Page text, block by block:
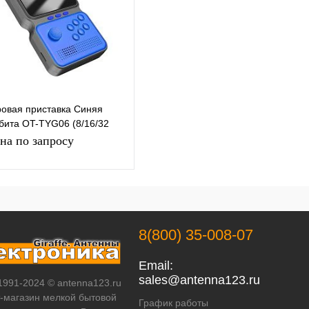
сравнению
В избранное Под заказ
приставка Синяя
OT-TYG06 (8/16/32
по запросу
сравнению
В избранное Под заказ
2024 © antenna123.ru
магазин мелкой бытовой
8(800) 35-008-07
Email:
sales@antenna123.ru
График работы